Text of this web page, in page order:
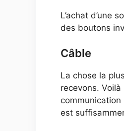
L’achat d’une
des boutons
Câble
La chose la
recevons.
est